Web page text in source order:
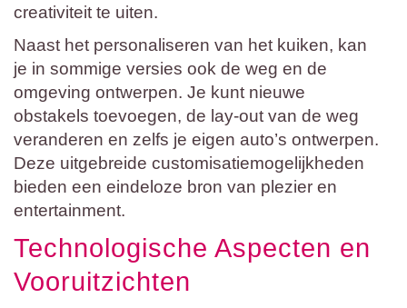
creativiteit te uiten.
Naast het personaliseren van het kuiken, kan
je in sommige versies ook de weg en de
omgeving ontwerpen. Je kunt nieuwe
obstakels toevoegen, de lay-out van de weg
veranderen en zelfs je eigen auto’s ontwerpen.
Deze uitgebreide customisatiemogelijkheden
bieden een eindeloze bron van plezier en
entertainment.
Technologische Aspecten en
Vooruitzichten